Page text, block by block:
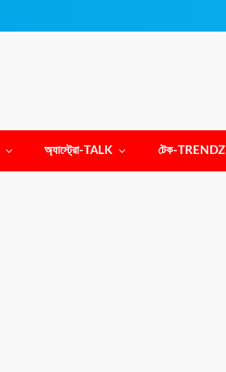
অ্যাস্ট্রো-TALK টেক-TRENDZ